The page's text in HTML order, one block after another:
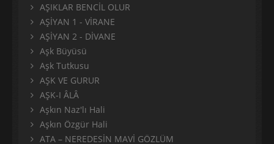
AŞIKLAR BENCİL OLUR
AŞİYAN 1 - VİRANE
AŞİYAN 2 - DİVANE
Aşk Büyüsü
Aşk Tutkusu
AŞK VE GURUR
AŞK-I ÂLÂ
Aşkın Naz'lı Hali
Aşkın Özgür Hali
ATA – NEREDESİN MAVİ GÖZLÜM